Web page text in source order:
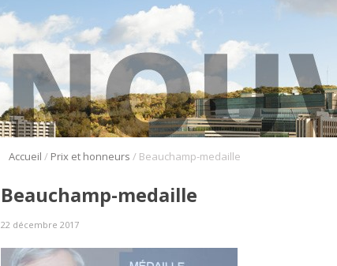
Accueil / Prix et honneurs / Beauchamp-medaille
Beauchamp-medaille
22 décembre 2017